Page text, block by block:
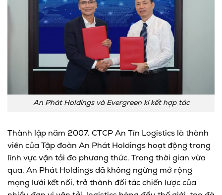
An Phát Holdings và Evergreen kí kết hợp tác
Thành lập năm 2007, CTCP An Tín Logistics là thành
viên của Tập đoàn An Phát Holdings hoạt động trong
lĩnh vực vận tải đa phương thức. Trong thời gian vừa
qua, An Phát Holdings đã không ngừng mở rộng
mạng lưới kết nối, trở thành đối tác chiến lược của